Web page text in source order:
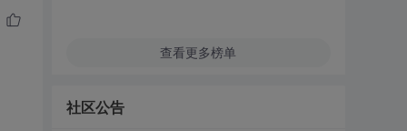
查看更多榜单
社区公告